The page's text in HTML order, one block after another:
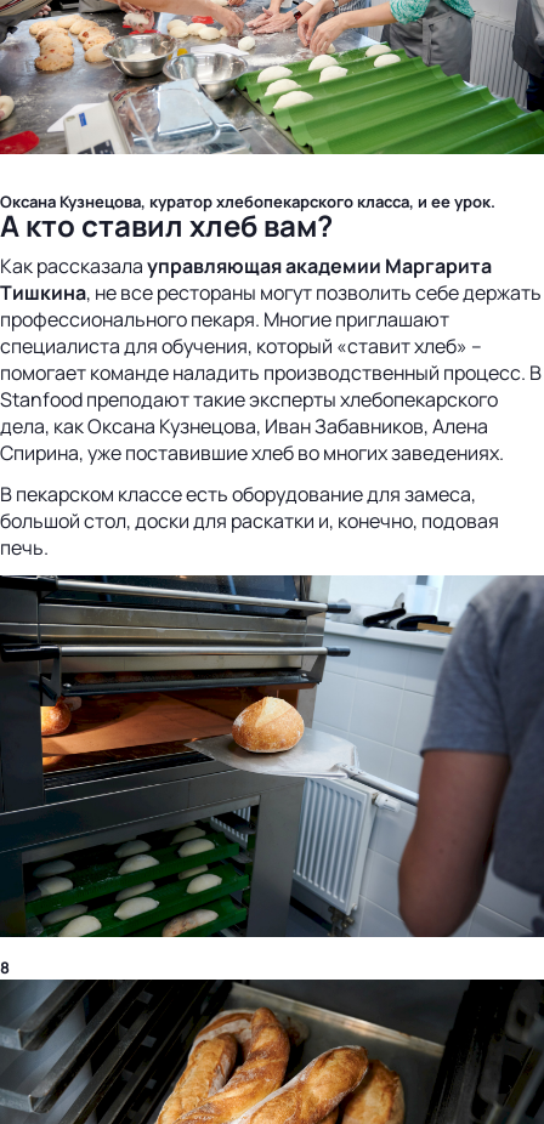
Оксана Кузнецова, куратор хлебопекарского класса, и ее урок.
А кто ставил хлеб вам?
Как рассказалауправляющая академии Маргарита
Тишкина, не все рестораны могут позволить себе держать
профессионального пекаря. Многие приглашают
специалиста для обучения, который «ставит хлеб» –
помогает команде наладить производственный процесс. В
Stanfood преподают такие эксперты хлебопекарского
дела, как Оксана Кузнецова, Иван Забавников, Алена
Спирина, уже поставившие хлеб во многих заведениях.
В пекарском классе есть оборудование для замеса,
большой стол, доски для раскатки и, конечно, подовая
печь.
8